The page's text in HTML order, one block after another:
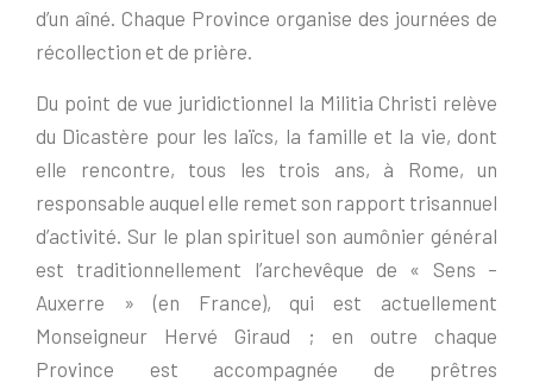
d’un aîné. Chaque Province organise des journées de
récollection et de prière.
Du point de vue juridictionnel la Militia Christi relève
du Dicastère pour les laïcs, la famille et la vie, dont
elle rencontre, tous les trois ans, à Rome, un
responsable auquel elle remet son rapport trisannuel
d’activité. Sur le plan spirituel son aumônier général
est traditionnellement l’archevêque de « Sens –
Auxerre » (en France), qui est actuellement
Monseigneur Hervé Giraud ; en outre chaque
Province est accompagnée de prêtres